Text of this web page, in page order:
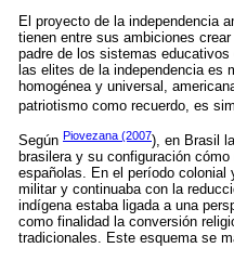
El proyecto de la independencia
tienen entre sus ambiciones
padre de los sistemas
las elites de la independencia es
homogénea y universal,
patriotismo como recuerdo, es
Según Piovezana (2007), en Brasil
brasilera y su configuración
españolas. En el período
militar y continuaba con la
indígena estaba ligada a una
como finalidad la conversión
tradicionales. Este esquema se